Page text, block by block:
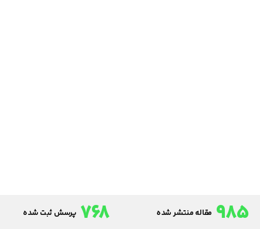
985 مقاله منتشر شده 768 پرسش ثبت شده